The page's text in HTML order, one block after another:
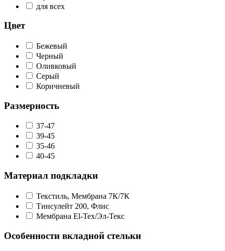
для всех
Цвет
Бежевый
Черный
Оливковый
Серый
Коричневый
Размерность
37-47
39-45
35-46
40-45
Материал подкладки
Текстиль, Мембрана 7К/7К
Тинсулейт 200, Флис
Мембрана El-Tex/Эл-Текс
Особенности вкладной стельки